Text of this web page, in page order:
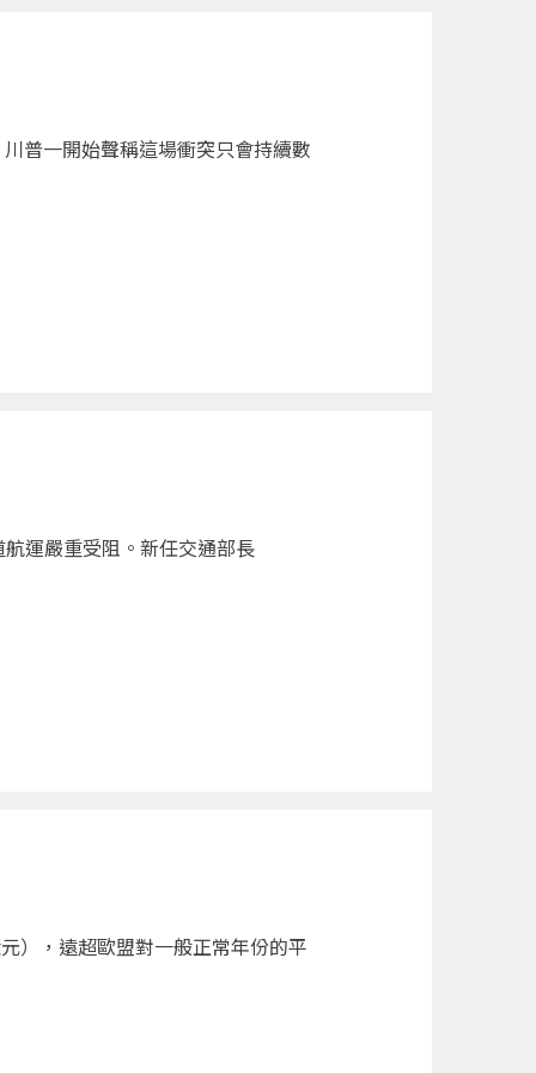
普一開始聲稱這場衝突只會持續數
運嚴重受阻。新任交通部長
），遠超歐盟對一般正常年份的平